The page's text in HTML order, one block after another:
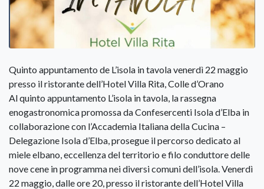
Quinto appuntamento de L’isola in tavola venerdì 22 maggio
presso il ristorante dell’Hotel Villa Rita, Colle d’Orano
Al quinto appuntamento L’isola in tavola, la rassegna
enogastronomica promossa da Confesercenti Isola d’Elba in
collaborazione con l’Accademia Italiana della Cucina –
Delegazione Isola d’Elba, prosegue il percorso dedicato al
miele elbano, eccellenza del territorio e filo conduttore delle
nove cene in programma nei diversi comuni dell’isola. Venerdì
22 maggio, dalle ore 20, presso il ristorante dell’Hotel Villa